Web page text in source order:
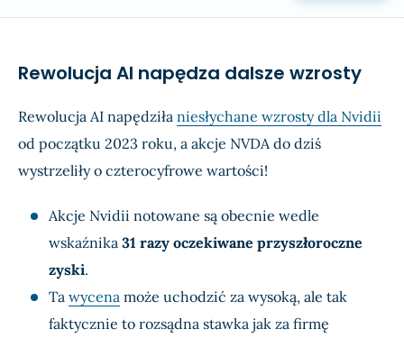
Rewolucja AI napędza dalsze wzrosty
Rewolucja AI napędziła niesłychane wzrosty dla Nvidii
od początku 2023 roku, a akcje NVDA do dziś
wystrzeliły o czterocyfrowe wartości!
Akcje Nvidii notowane są obecnie wedle
wskaźnika 31 razy oczekiwane przyszłoroczne
zyski.
Ta wycena może uchodzić za wysoką, ale tak
faktycznie to rozsądna stawka jak za firmę